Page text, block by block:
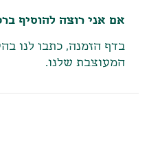
אם אני רוצה להוסיף
בדף הזמנה, כתבו לנו
המעוצבת שלנו.